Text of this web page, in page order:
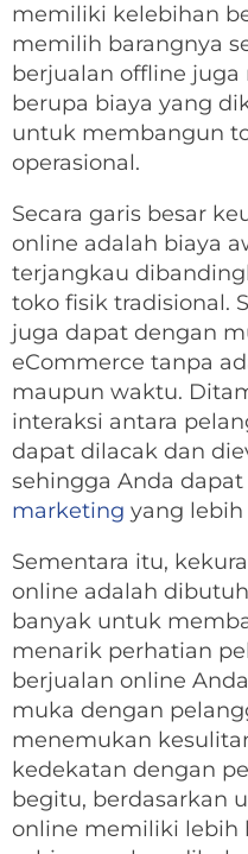
memiliki kelebihan
memilih barangnya
berjualan offline
berupa biaya yang
untuk membangun
operasional.
Secara garis besar
online adalah biaya
terjangkau
toko fisik tradisional.
juga dapat dengan
eCommerce tanpa
maupun waktu.
interaksi antara
dapat dilacak dan
sehingga Anda
marketing yang
Sementara itu,
online adalah
banyak untuk
menarik perhatian
berjualan online
muka dengan
menemukan
kedekatan dengan
begitu, berdasarkan
online memiliki lebih